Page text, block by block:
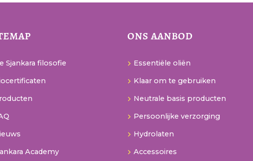
Sjankara filosofie
Academy
ons aanbod
Essentiële oliën
Klaar om te gebruiken
Neutrale basis producten
Persoonlijke verzorging
Hydrolaten
Accessoires